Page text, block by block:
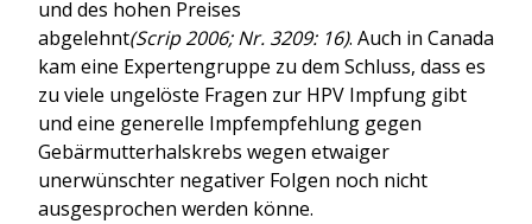
und des hohen Preises
abgelehnt(Scrip 2006; Nr. 3209: 16). Auch in Canada
kam eine Expertengruppe zu dem Schluss, dass es
zu viele ungelöste Fragen zur HPV Impfung gibt
und eine generelle Impfempfehlung gegen
Gebärmutterhalskrebs wegen etwaiger
unerwünschter negativer Folgen noch nicht
ausgesprochen werden könne.